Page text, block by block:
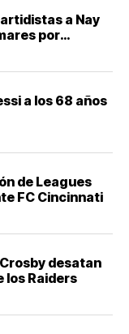
a Nay
por
a los 68 años
de Leagues
FC Cincinnati
desatan
los Raiders